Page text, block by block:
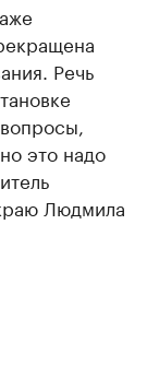
Речь
это надо
Людмила